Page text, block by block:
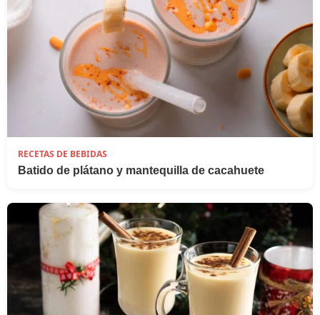
RECETAS DE BEBIDAS
Batido de plátano y mantequilla de cacahuete